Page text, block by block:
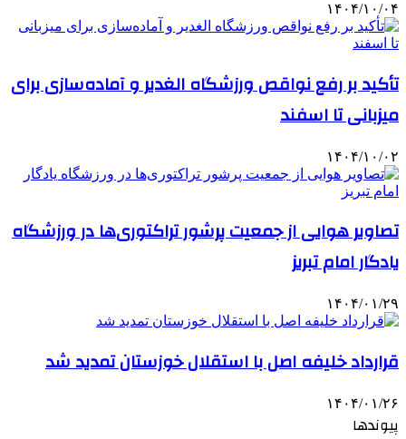
۱۴۰۴/۱۰/۰۴
تأکید بر رفع نواقص ورزشگاه الغدیر و آماده‌سازی برای
میزبانی تا اسفند
۱۴۰۴/۱۰/۰۲
تصاویر هوایی از جمعیت پرشور تراکتوری‌ها در ورزشگاه
یادگار امام تبریز
۱۴۰۴/۰۱/۲۹
قرارداد خلیفه اصل با استقلال خوزستان تمدید شد
۱۴۰۴/۰۱/۲۶
پیوندها